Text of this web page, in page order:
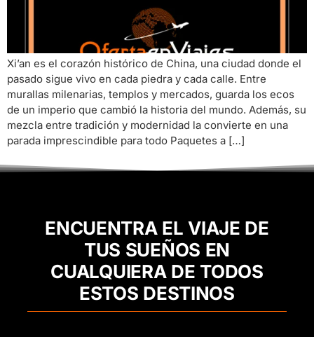
Xi’an es el corazón histórico de China, una ciudad donde el
pasado sigue vivo en cada piedra y cada calle. Entre
murallas milenarias, templos y mercados, guarda los ecos
de un imperio que cambió la historia del mundo. Además, su
mezcla entre tradición y modernidad la convierte en una
parada imprescindible para todo Paquetes a […]
ENCUENTRA EL VIAJE DE
TUS SUEÑOS EN
CUALQUIERA DE TODOS
ESTOS DESTINOS